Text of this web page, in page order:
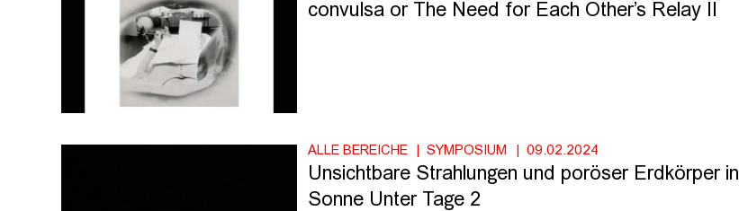
convulsa or The Need for Each Other’s Relay II
ALLE BEREICHE SYMPOSIUM 09.02.2024
Unsichtbare Strahlungen und poröser Erdkörper in
Sonne Unter Tage 2